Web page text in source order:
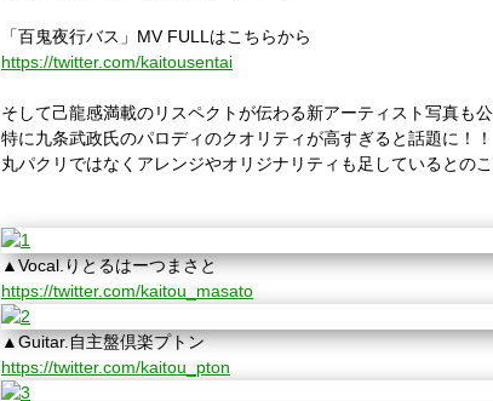
「百鬼夜行バス」MV FULLはこちらから
https://twitter.com/kaitousentai
そして己龍感満載のリスペクトが伝わる新アーティスト写真も公
特に九条武政氏のパロディのクオリティが高すぎると話題に！！
丸パクリではなくアレンジやオリジナリティも足しているとのこ
▲Vocal.りとるはーつまさと
https://twitter.com/kaitou_masato
▲Guitar.自主盤倶楽プトン
https://twitter.com/kaitou_pton